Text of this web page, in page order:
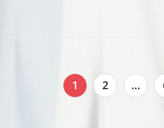
Pagination
1 2 …